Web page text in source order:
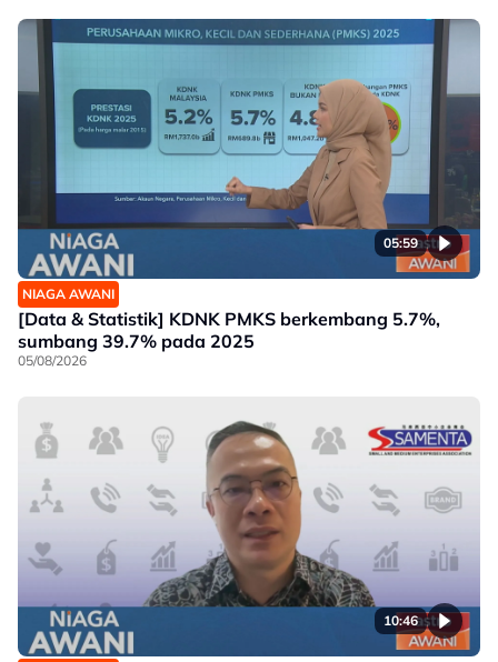
05:59
NIAGA AWANI
[Data & Statistik] KDNK PMKS berkembang 5.7%,
sumbang 39.7% pada 2025
05/08/2026
10:46